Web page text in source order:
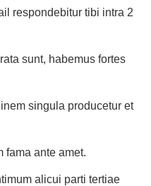
respondebitur tibi intra 2
sunt, habemus fortes
singula producetur et
fama ante amet.
alicui parti tertiae